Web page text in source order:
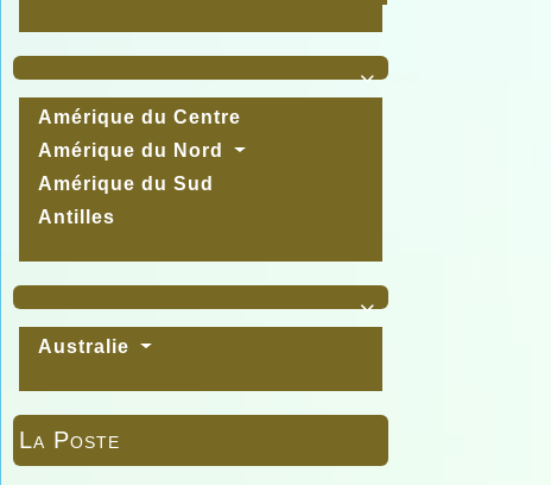

Amérique du Centre
Amérique du Nord
Amérique du Sud
Antilles

Australie
La Poste